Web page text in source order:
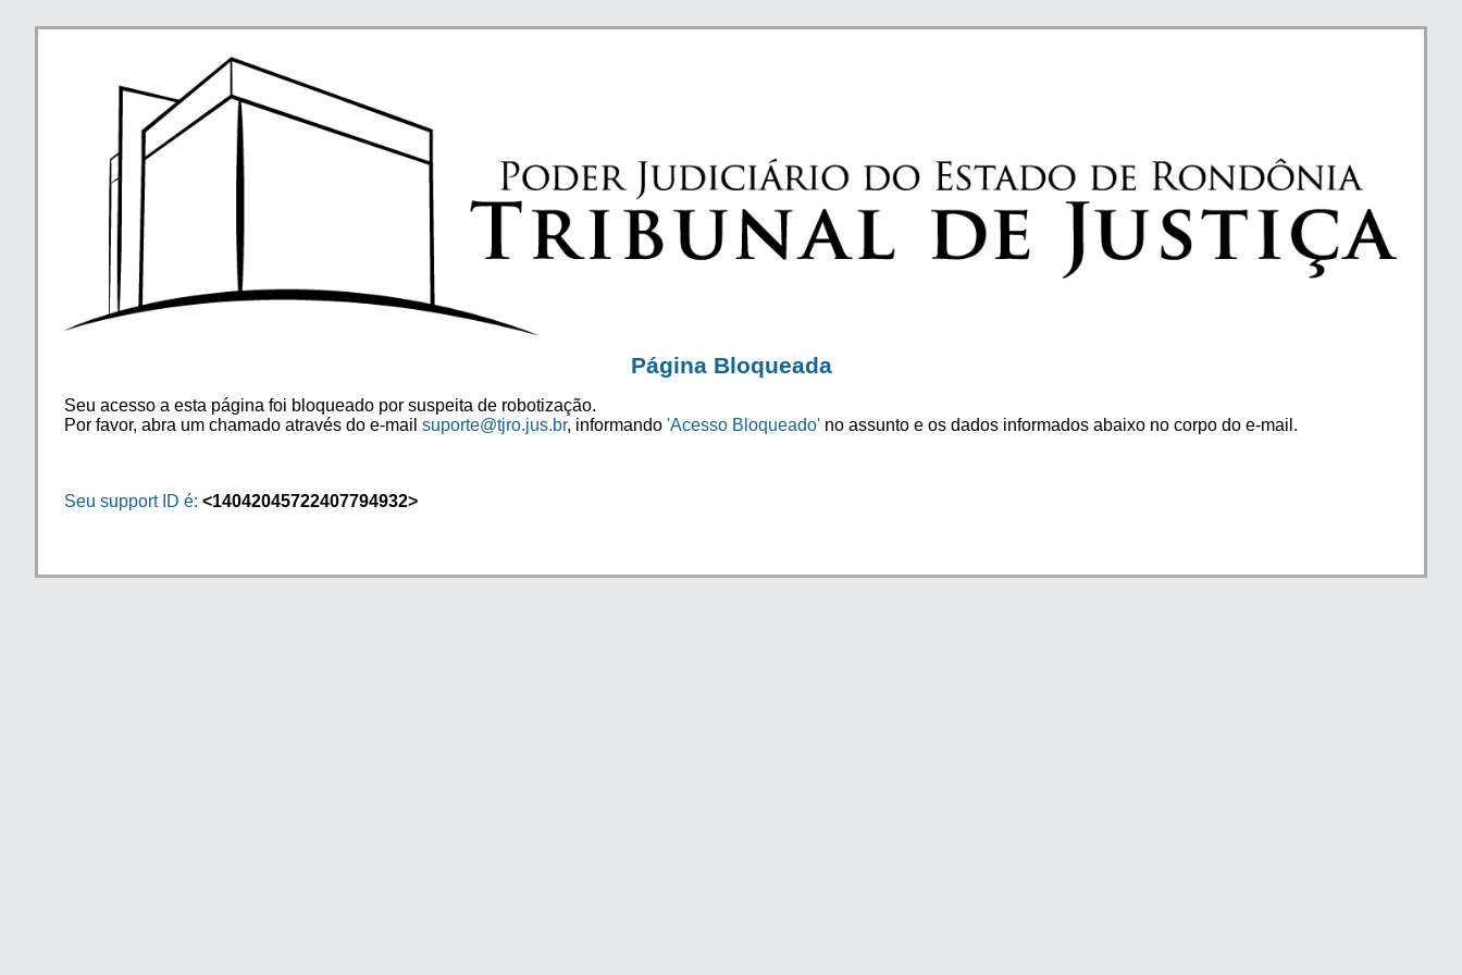
Página Bloqueada
Seu acesso a esta página foi bloqueado por suspeita de robotização.
Por favor, abra um chamado através do e-mail suporte@tjro.jus.br, informando 'Acesso Bloqueado' no assunto e os dados informados abaixo no corpo do e-mail.
Seu support ID é: <14042045722407794932>